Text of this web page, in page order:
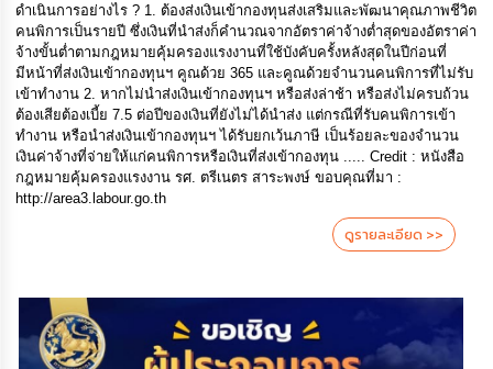
ดำเนินการอย่างไร ? 1. ต้องส่งเงินเข้ากองทุนส่งเสริมและพัฒนาคุณภาพชีวิต
คนพิการเป็นรายปี ซึ่งเงินที่นำส่งก็คำนวณจากอัตราค่าจ้างต่ำสุดของอัตราค่า
จ้างขั้นต่ำตามกฎหมายคุ้มครองแรงงานที่ใช้บังคับครั้งหลังสุดในปีก่อนที่
มีหน้าที่ส่งเงินเข้ากองทุนฯ คูณด้วย 365 และคูณด้วยจำนวนคนพิการที่ไม่รับ
เข้าทำงาน 2. หากไม่นำส่งเงินเข้ากองทุนฯ หรือส่งล่าช้า หรือส่งไม่ครบถ้วน
ต้องเสียต้องเบี้ย 7.5 ต่อปีของเงินที่ยังไม่ได้นำส่ง แต่กรณีที่รับคนพิการเข้า
ทำงาน หรือนำส่งเงินเข้ากองทุนฯ ได้รับยกเว้นภาษี เป็นร้อยละของจำนวน
เงินค่าจ้างที่จ่ายให้แก่คนพิการหรือเงินที่ส่งเข้ากองทุน ..... Credit : หนังสือ
กฎหมายคุ้มครองแรงงาน รศ. ตรีเนตร สาระพงษ์ ขอบคุณที่มา :
http://area3.labour.go.th
ดูรายละเอียด >>